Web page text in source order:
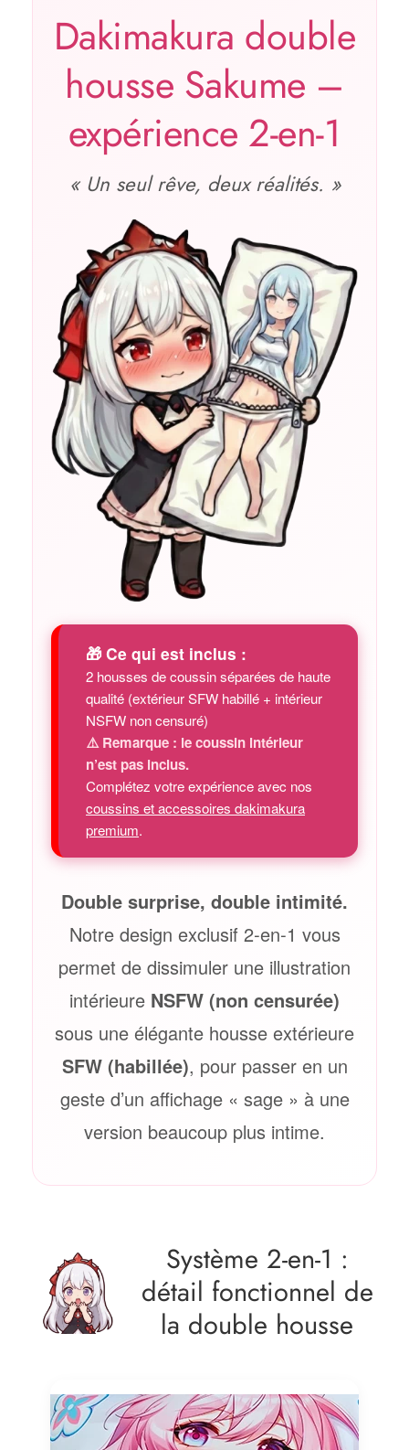
Dakimakura double
housse Sakume –
expérience 2‑en‑1
« Un seul rêve, deux réalités. »
🎁 Ce qui est inclus :
2 housses de coussin séparées de haute
qualité (extérieur SFW habillé + intérieur
NSFW non censuré)
⚠️ Remarque : le coussin intérieur
n’est pas inclus.
Complétez votre expérience avec nos
coussins et accessoires dakimakura
premium.
Double surprise, double intimité.
Notre design exclusif 2‑en‑1 vous
permet de dissimuler une illustration
intérieure NSFW (non censurée)
sous une élégante housse extérieure
SFW (habillée), pour passer en un
geste d’un affichage « sage » à une
version beaucoup plus intime.
Système 2‑en‑1 :
détail fonctionnel de
la double housse